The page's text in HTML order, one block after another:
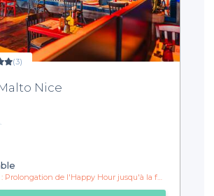
(3)
Nice
de l'Happy Hour jusqu'à la fermeture !